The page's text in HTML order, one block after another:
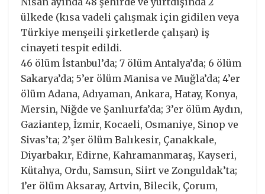
ülkede (kısa vadeli çalışmak için gidilen veya
Türkiye menşeili şirketlerde çalışan) iş
cinayeti tespit edildi.
46 ölüm İstanbul’da; 7 ölüm Antalya’da; 6 ölüm
Sakarya’da; 5’er ölüm Manisa ve Muğla’da; 4’er
ölüm Adana, Adıyaman, Ankara, Hatay, Konya,
Mersin, Niğde ve Şanlıurfa’da; 3’er ölüm Aydın,
Gaziantep, İzmir, Kocaeli, Osmaniye, Sinop ve
Sivas’ta; 2’şer ölüm Balıkesir, Çanakkale,
Diyarbakır, Edirne, Kahramanmaraş, Kayseri,
Kütahya, Ordu, Samsun, Siirt ve Zonguldak’ta;
1’er ölüm Aksaray, Artvin, Bilecik, Çorum,